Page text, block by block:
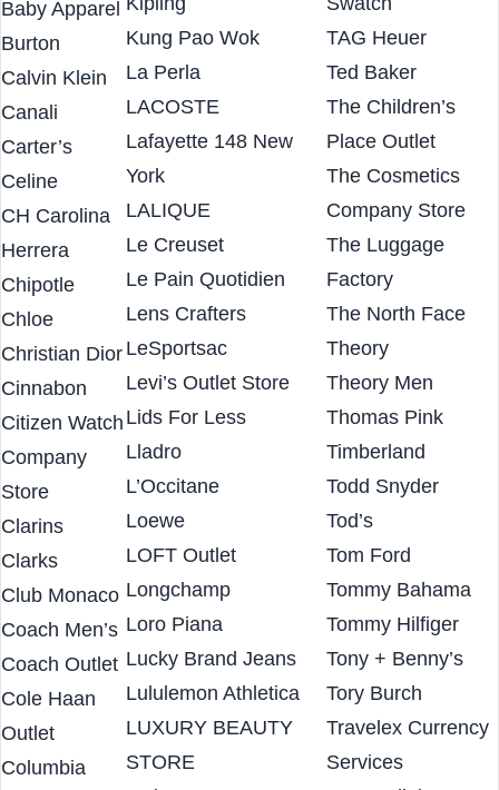
Burt?s Bees
Baby Apparel
Burton
Calvin Klein
Canali
Carter’s
Celine
CH Carolina
Herrera
Chipotle
Chloe
Christian Dior
Cinnabon
Citizen Watch
Company
Store
Clarins
Clarks
Club Monaco
Coach Men’s
Coach Outlet
Cole Haan
Outlet
Kay Jewelers Outlet
Kipling
Kung Pao Wok
La Perla
LACOSTE
Lafayette 148 New
York
LALIQUE
Le Creuset
Le Pain Quotidien
Lens Crafters
LeSportsac
Levi’s Outlet Store
Lids For Less
Lladro
L’Occitane
Loewe
LOFT Outlet
Longchamp
Loro Piana
Lucky Brand Jeans
Lululemon Athletica
LUXURY BEAUTY
Swarovski
Swatch
TAG Heuer
Ted Baker
The Children’s
Place Outlet
The Cosmetics
Company Store
The Luggage
Factory
The North Face
Theory
Theory Men
Thomas Pink
Timberland
Todd Snyder
Tod’s
Tom Ford
Tommy Bahama
Tommy Hilfiger
Tony + Benny’s
Tory Burch
Travelex Currency